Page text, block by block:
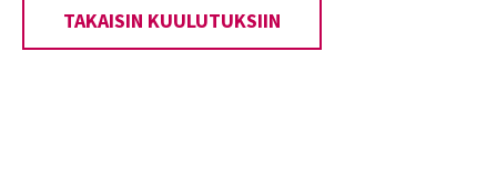
TAKAISIN KUULUTUKSIIN